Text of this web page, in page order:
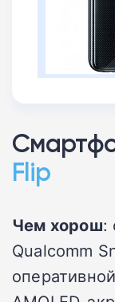
Flip
Чем хорош:
Qualcomm